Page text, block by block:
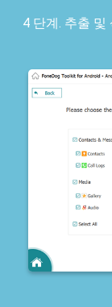
4 단계. 추출 및